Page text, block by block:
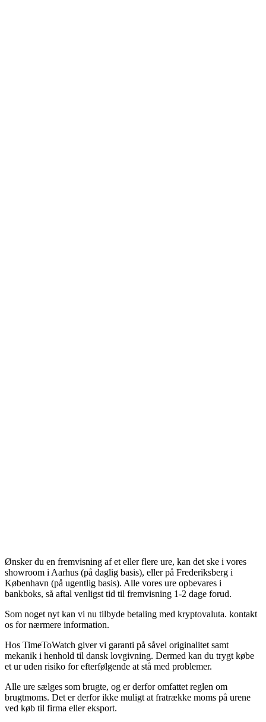
Ønsker du en fremvisning af et eller flere ure, kan det ske i vores
showroom i Aarhus (på daglig basis), eller på Frederiksberg i
København (på ugentlig basis). Alle vores ure opbevares i
bankboks, så aftal venligst tid til fremvisning 1-2 dage forud.
Som noget nyt kan vi nu tilbyde betaling med kryptovaluta. kontakt
os for nærmere information.
Hos TimeToWatch giver vi garanti på såvel originalitet samt
mekanik i henhold til dansk lovgivning. Dermed kan du trygt købe
et ur uden risiko for efterfølgende at stå med problemer.
Alle ure sælges som brugte, og er derfor omfattet reglen om
brugtmoms. Det er derfor ikke muligt at fratrække moms på urene
ved køb til firma eller eksport.